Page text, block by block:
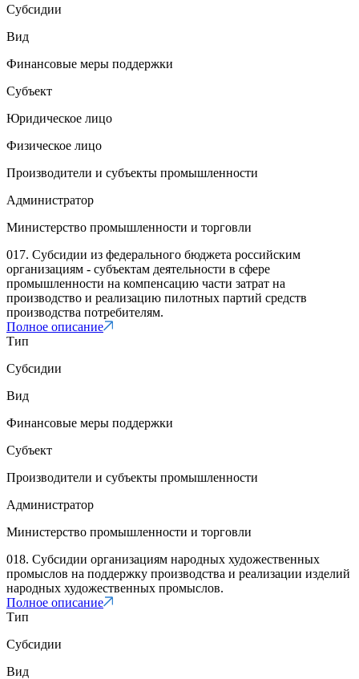
Субсидии
Вид
Финансовые меры поддержки
Субъект
Юридическое лицо
Физическое лицо
Производители и субъекты промышленности
Администратор
Министерство промышленности и торговли
017. Субсидии из федерального бюджета российским
организациям - субъектам деятельности в сфере
промышленности на компенсацию части затрат на
производство и реализацию пилотных партий средств
производства потребителям.
Полное описание
Тип
Субсидии
Вид
Финансовые меры поддержки
Субъект
Производители и субъекты промышленности
Администратор
Министерство промышленности и торговли
018. Субсидии организациям народных художественных
промыслов на поддержку производства и реализации изделий
народных художественных промыслов.
Полное описание
Тип
Субсидии
Вид